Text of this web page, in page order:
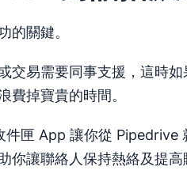
的關鍵。
交易需要同事支援，這時
費掉寶貴的時間。
件匣 App 讓你從 Pipedrive
你讓聯絡人保持熱絡及提高